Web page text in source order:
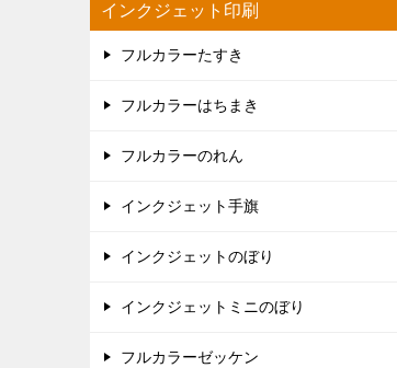
インクジェット印刷
フルカラーたすき
フルカラーはちまき
フルカラーのれん
インクジェット手旗
インクジェットのぼり
インクジェットミニのぼり
フルカラーゼッケン